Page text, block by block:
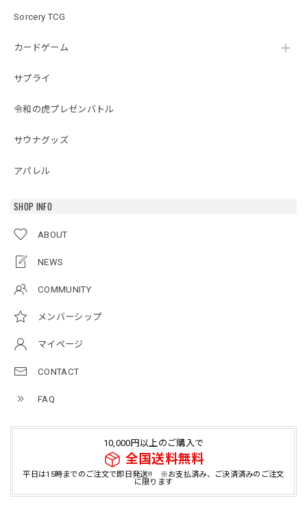
Sorcery TCG
カードゲーム
サプライ
令和の虎プレゼンバトル
サウナグッズ
アパレル
SHOP INFO
ABOUT
NEWS
COMMUNITY
メンバーシップ
マイページ
CONTACT
FAQ
10,000円以上のご購入で
全国送料無料
平日は15時までのご注文で即日発送!! ※お支払済み、ご決済済みのご注文
に限ります